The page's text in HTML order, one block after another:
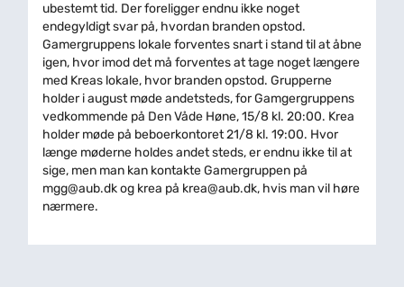
ubestemt tid. Der foreligger endnu ikke noget
endegyldigt svar på, hvordan branden opstod.
Gamergruppens lokale forventes snart i stand til at åbne
igen, hvor imod det må forventes at tage noget længere
med Kreas lokale, hvor branden opstod. Grupperne
holder i august møde andetsteds, for Gamgergruppens
vedkommende på Den Våde Høne, 15/8 kl. 20:00. Krea
holder møde på beboerkontoret 21/8 kl. 19:00. Hvor
længe møderne holdes andet steds, er endnu ikke til at
sige, men man kan kontakte Gamergruppen på
mgg@aub.dk og krea på krea@aub.dk, hvis man vil høre
nærmere.